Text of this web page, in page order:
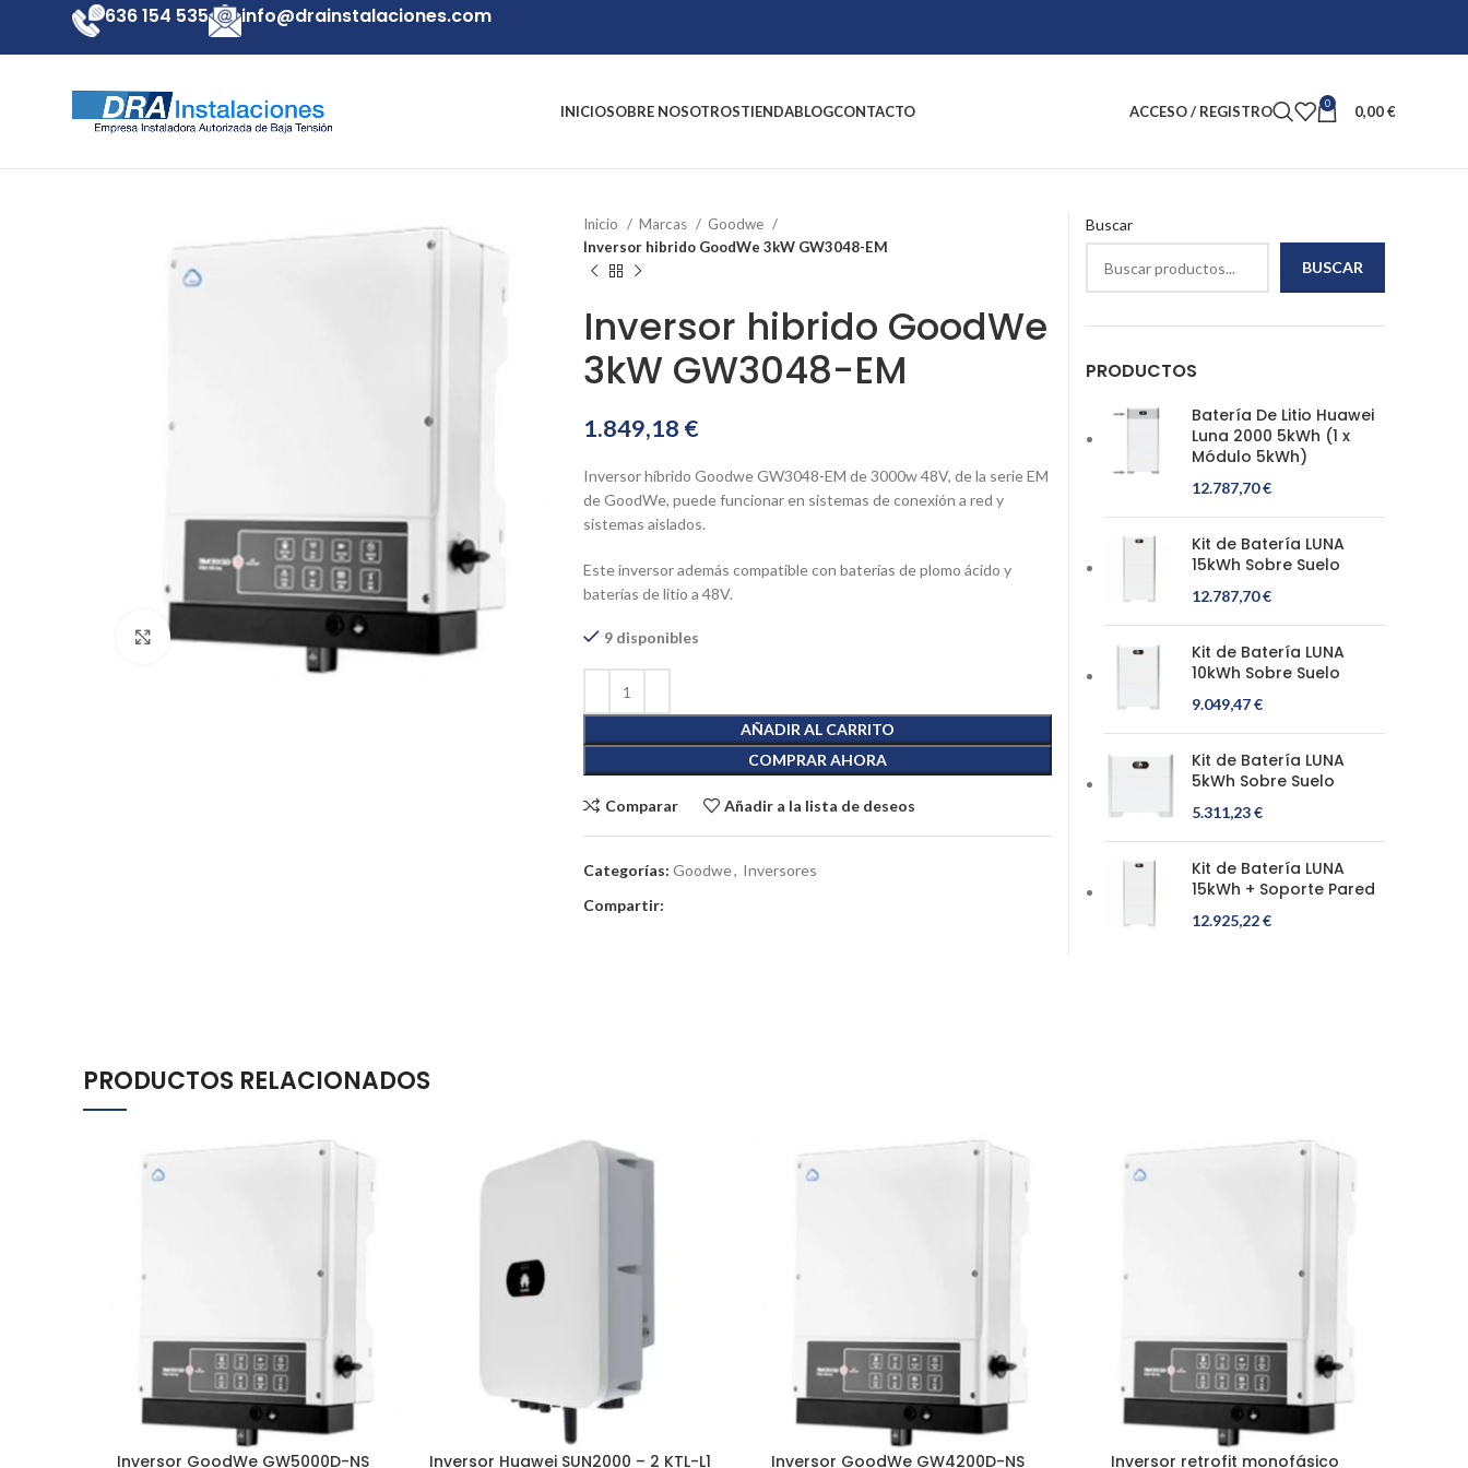
636 154 535 info@drainstalaciones.com
INICIOSOBRE NOSOTROSTIENDABLOGCONTACTO ACCESO / REGISTRO 0 0,00€
Clic para ampliar
Inicio Marcas
Goodwe
Inversor hibrido GoodWe 3kW GW3048-EM
Inversor hibrido GoodWe
3kW GW3048-EM
1.849,18 €
Inversor híbrido Goodwe GW3048-EM de 3000w 48V, de la serie EM
de GoodWe, puede funcionar en sistemas de conexión a red y
sistemas aislados.
Este inversor además compatible con baterías de plomo ácido y
baterías de litio a 48V.
9 disponibles
AÑADIR AL CARRITO
COMPRAR AHORA
Comparar Añadir a la lista de deseos
Categorías: Goodwe, Inversores
Compartir:
Buscar
BUSCAR
PRODUCTOS
Batería De Litio Huawei
Luna 2000 5kWh (1 x
Módulo 5kWh)
12.787,70€
Kit de Batería LUNA
15kWh Sobre Suelo
12.787,70€
Kit de Batería LUNA
10kWh Sobre Suelo
9.049,47€
Kit de Batería LUNA
5kWh Sobre Suelo
5.311,23€
Kit de Batería LUNA
15kWh + Soporte Pared
12.925,22€
PRODUCTOS RELACIONADOS
Inversor GoodWe GW5000D-NS Inversor Huawei SUN2000 – 2 KTL-L1 Inversor GoodWe GW4200D-NS
Inversor retrofit monofásico